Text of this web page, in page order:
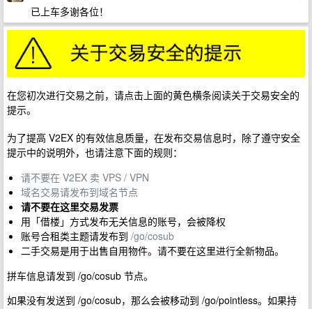
已上车多谢各位！
在您初次进行交易之前，请点击上面的黄色横条阅读关于交易安全的
提示。
为了提高 V2EX 的有效信息质量，在发布交易信息时，除了遵守安全
提示中的说明外，也请注意下面的规则：
请不要在 V2EX 卖 VPS / VPN
域名交易请发布到域名节点
请不要在这里交易发票
用「借楼」方式发布无关信息的账号，会被降权
账号合租类主题请发布到 /go/cosub
二手交易是用于出售自用物件。请不要在这里进行全新物品。
拼车信息请发到 /go/cosub 节点。
如果没有发送到 /go/cosub，那么会被移动到 /go/pointless。如果持